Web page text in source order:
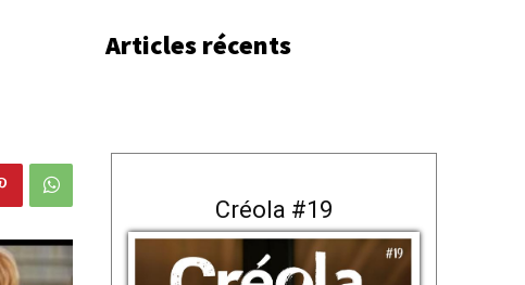
Articles récents
Créola #19